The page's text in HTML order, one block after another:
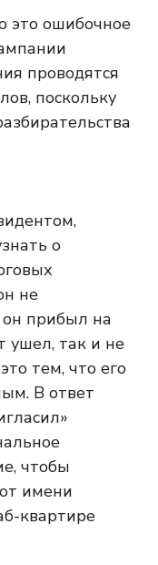
это ошибочное
проводятся
поскольку
о
не
он прибыл на
ушел, так и не
тем, что его
В ответ
чтобы
имени
квартире